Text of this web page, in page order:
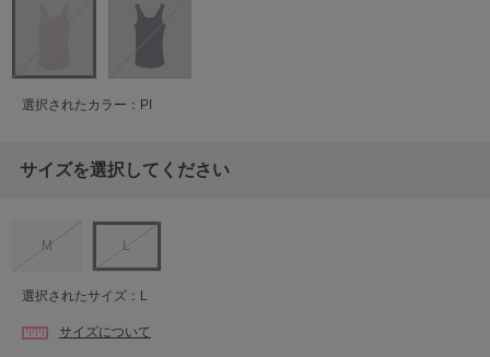
選択されたカラー：PI
サイズを選択してください
M L
選択されたサイズ：L
サイズについて